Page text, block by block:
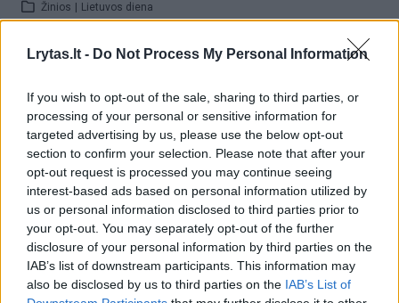
Lrytas.lt - Do Not Process My Personal Information
If you wish to opt-out of the sale, sharing to third parties, or
processing of your personal or sensitive information for
targeted advertising by us, please use the below opt-out
section to confirm your selection. Please note that after your
opt-out request is processed you may continue seeing
interest-based ads based on personal information utilized by
us or personal information disclosed to third parties prior to
your opt-out. You may separately opt-out of the further
disclosure of your personal information by third parties on the
IAB’s list of downstream participants. This information may
also be disclosed by us to third parties on the IAB’s List of
Žinios Lietuvos diena
Visi įrašai
Žiūrimiausi įrašai
00:00:30
Vaizdai iš tragiškos avarijos Vilniaus r.: dviejų moterų ir
vaiko gyvybių išgelbėti nepavyko
Žinios Lietuvos diena